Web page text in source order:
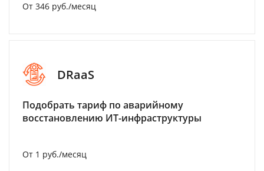
От 346 руб./месяц
DRaaS
Подобрать тариф по аварийному
восстановлению ИТ-инфраструктуры
От 1 руб./месяц